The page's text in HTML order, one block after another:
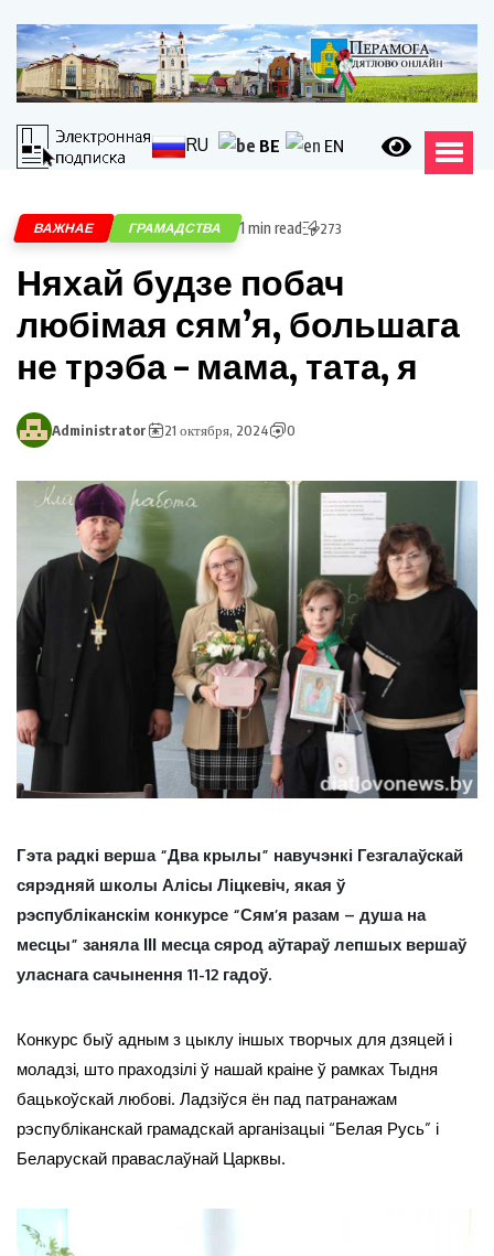
RU BE EN
ВАЖНАЕ ГРАМАДСТВА 1 min read 273
Няхай будзе побач
любімая сям’я, большага
не трэба – мама, тата, я
Administrator 21 октября, 2024 0
Гэта радкі верша “Два крылы” навучэнкі Гезгалаўскай
сярэдняй школы Алісы Ліцкевіч, якая ў
рэспубліканскім конкурсе “Сям’я разам – душа на
месцы” заняла ІІІ месца сярод аўтараў лепшых вершаў
уласнага сачынення 11-12 гадоў.
Конкурс быў адным з цыклу іншых творчых для дзяцей і
моладзі, што праходзілі ў нашай краіне ў рамках Тыдня
бацькоўскай любові. Ладзіўся ён пад патранажам
рэспубліканскай грамадскай арганізацыі “Белая Русь” і
Беларускай праваслаўнай Царквы.